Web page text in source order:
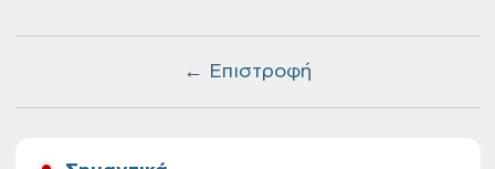
← Επιστροφή